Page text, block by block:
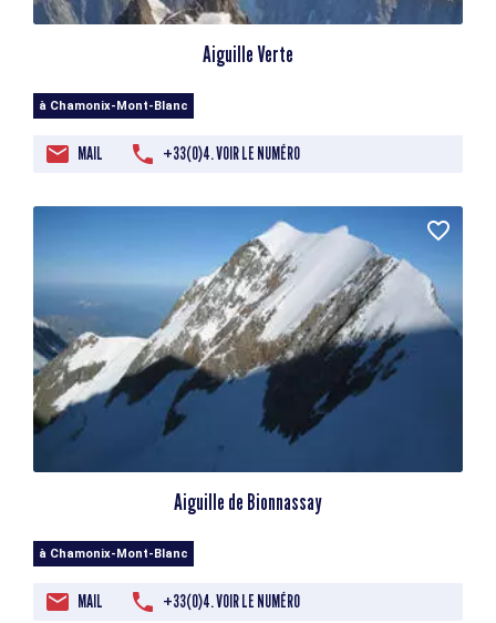
Aiguille Verte
à Chamonix-Mont-Blanc
MAIL +33(0)4. VOIR LE NUMÉRO
Aiguille de Bionnassay
à Chamonix-Mont-Blanc
MAIL +33(0)4. VOIR LE NUMÉRO